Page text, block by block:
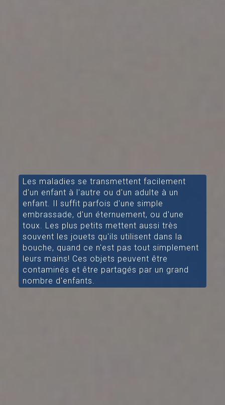
Les maladies se transmettent facilement
d'un enfant à l'autre ou d'un adulte à un
enfant. Il suffit parfois d'une simple
embrassade, d'un éternuement, ou d'une
toux. Les plus petits mettent aussi très
souvent les jouets qu'ils utilisent dans la
bouche, quand ce n'est pas tout simplement
leurs mains! Ces objets peuvent être
contaminés et être partagés par un grand
nombre d'enfants.